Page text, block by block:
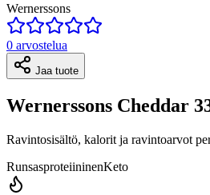
Wernerssons
0 arvostelua
Jaa tuote
Wernerssons Cheddar
Ravintosisältö, kalorit ja ravintoarvot
RunsasproteiininenKeto